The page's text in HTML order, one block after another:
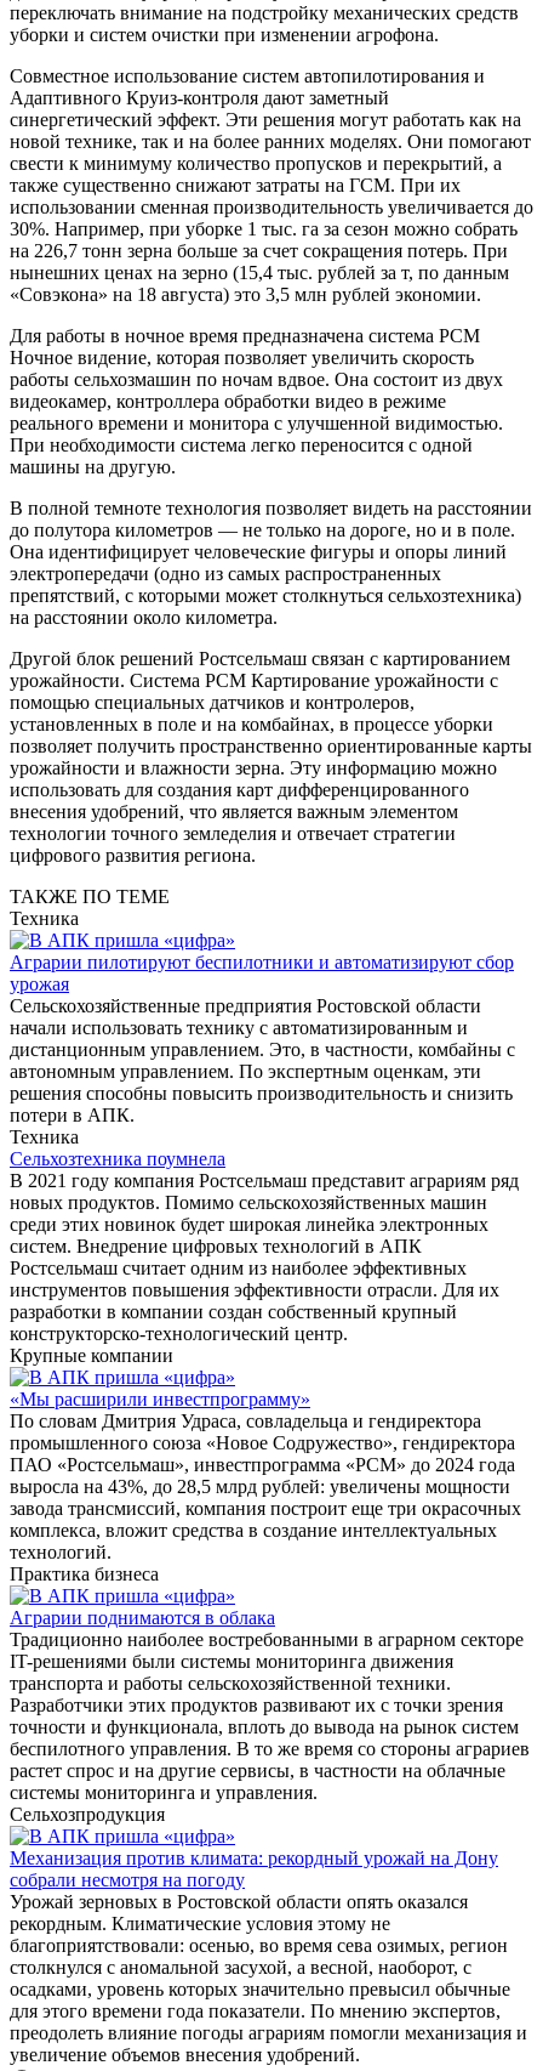
переключать внимание на подстройку механических средств
уборки и систем очистки при изменении агрофона.
Совместное использование систем автопилотирования и
Адаптивного Круиз-контроля дают заметный
синергетический эффект. Эти решения могут работать как на
новой технике, так и на более ранних моделях. Они помогают
свести к минимуму количество пропусков и перекрытий, а
также существенно снижают затраты на ГСМ. При их
использовании сменная производительность увеличивается до
30%. Например, при уборке 1 тыс. га за сезон можно собрать
на 226,7 тонн зерна больше за счет сокращения потерь. При
нынешних ценах на зерно (15,4 тыс. рублей за т, по данным
«Совэкона» на 18 августа) это 3,5 млн рублей экономии.
Для работы в ночное время предназначена система РСМ
Ночное видение, которая позволяет увеличить скорость
работы сельхозмашин по ночам вдвое. Она состоит из двух
видеокамер, контроллера обработки видео в режиме
реального времени и монитора с улучшенной видимостью.
При необходимости система легко переносится с одной
машины на другую.
В полной темноте технология позволяет видеть на расстоянии
до полутора километров — не только на дороге, но и в поле.
Она идентифицирует человеческие фигуры и опоры линий
электропередачи (одно из самых распространенных
препятствий, с которыми может столкнуться сельхозтехника)
на расстоянии около километра.
Другой блок решений Ростсельмаш связан с картированием
урожайности. Система РСМ Картирование урожайности с
помощью специальных датчиков и контролеров,
установленных в поле и на комбайнах, в процессе уборки
позволяет получить пространственно ориентированные карты
урожайности и влажности зерна. Эту информацию можно
использовать для создания карт дифференцированного
внесения удобрений, что является важным элементом
технологии точного земледелия и отвечает стратегии
цифрового развития региона.
ТАКЖЕ ПО ТЕМЕ
Техника
Аграрии пилотируют беспилотники и автоматизируют сбор
урожая
Сельскохозяйственные предприятия Ростовской области
начали использовать технику с автоматизированным и
дистанционным управлением. Это, в частности, комбайны с
автономным управлением. По экспертным оценкам, эти
решения способны повысить производительность и снизить
потери в АПК.
Техника
Сельхозтехника поумнела
В 2021 году компания Ростсельмаш представит аграриям ряд
новых продуктов. Помимо сельскохозяйственных машин
среди этих новинок будет широкая линейка электронных
систем. Внедрение цифровых технологий в АПК
Ростсельмаш считает одним из наиболее эффективных
инструментов повышения эффективности отрасли. Для их
разработки в компании создан собственный крупный
конструкторско-технологический центр.
Крупные компании
«Мы расширили инвестпрограмму»
По словам Дмитрия Удраса, совладельца и гендиректора
промышленного союза «Новое Содружество», гендиректора
ПАО «Ростсельмаш», инвестпрограмма «РСМ» до 2024 года
выросла на 43%, до 28,5 млрд рублей: увеличены мощности
завода трансмиссий, компания построит еще три окрасочных
комплекса, вложит средства в создание интеллектуальных
технологий.
Практика бизнеса
Аграрии поднимаются в облака
Традиционно наиболее востребованными в аграрном секторе
IT-решениями были системы мониторинга движения
транспорта и работы сельскохозяйственной техники.
Разработчики этих продуктов развивают их с точки зрения
точности и функционала, вплоть до вывода на рынок систем
беспилотного управления. В то же время со стороны аграриев
растет спрос и на другие сервисы, в частности на облачные
системы мониторинга и управления.
Сельхозпродукция
Механизация против климата: рекордный урожай на Дону
собрали несмотря на погоду
Урожай зерновых в Ростовской области опять оказался
рекордным. Климатические условия этому не
благоприятствовали: осенью, во время сева озимых, регион
столкнулся с аномальной засухой, а весной, наоборот, с
осадками, уровень которых значительно превысил обычные
для этого времени года показатели. По мнению экспертов,
преодолеть влияние погоды аграриям помогли механизация и
увеличение объемов внесения удобрений.